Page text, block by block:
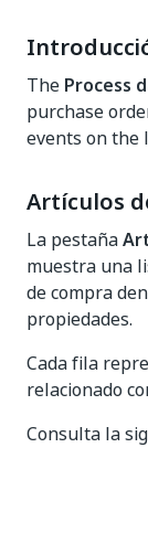
The Process
purchase
events on the
Artículos
La pestaña
muestra una
de compra
propiedades.
Cada fila
relacionado
Consulta la